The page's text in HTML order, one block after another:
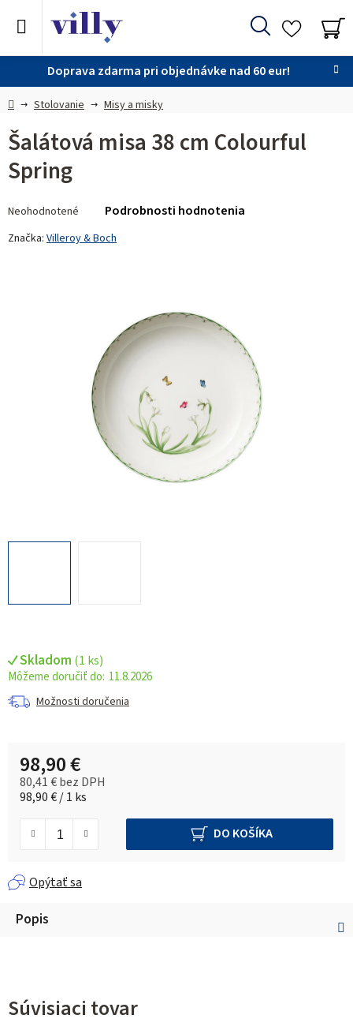
Doprava zdarma pri objednávke nad 60 eur!
Hľadať
DomovStolovanie Misy a misky
Skladom (1 ks)
11.8.2026
Možnosti doručenia
98,90 €
80,41 € bez DPH
Jednotková cena:
98,90 € / 1 ks
DO KOŠÍKA
Opýtať sa
Šalátová misa 38 cm Colourful
Spring
hodnotenie
produktu
Neohodnotené Podrobnosti hodnotenia
Značka: Villeroy & Boch
Popis
Súvisiaci tovar